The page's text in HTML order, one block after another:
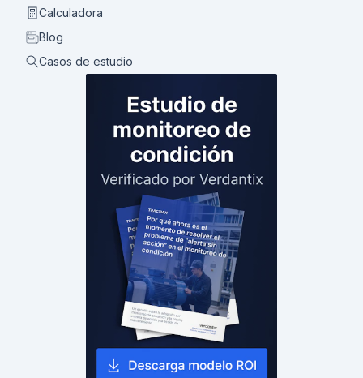
Calculadora
Blog
Casos de estudio